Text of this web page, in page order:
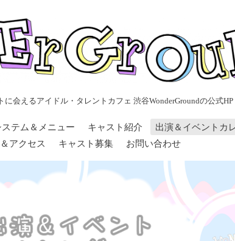
会えるアイドル・タレントカフェ 渋谷WonderGroundの公式HP
ステム＆メニュー キャスト紹介 出演＆イベントカ
アクセス
キャスト募集 お問い合わせ